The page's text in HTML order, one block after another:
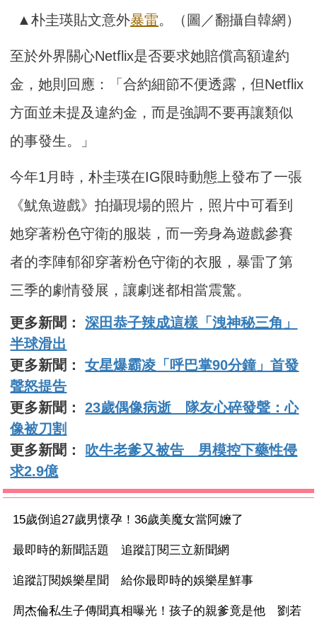
▲朴圭瑛貼文意外暴雷。（圖／翻攝自韓網）
至於外界關心Netflix是否要求她賠償高額違約
金，她則回應：「合約細節不便透露，但Netflix
方面並未提及違約金，而是強調不要再讓類似
的事發生。」
今年1月時，朴圭瑛在IG限時動態上發布了一張
《魷魚遊戲》拍攝現場的照片，照片中可看到
她穿著粉色守衛的服裝，而一旁身為遊戲參賽
者的李陣郁卻穿著粉色守衛的衣服，暴雷了第
三季的劇情發展，讓劇迷都相當震驚。
更多新聞：深田恭子辣成這樣「洩神秘三角」
半球滑出
更多新聞：女星爆霸凌「呼巴掌90分鐘」首發
聲怒提告
更多新聞：23歲偶像病逝 隊友心碎發聲：心
像被刀割
更多新聞：
吹牛老爹又被告 男模控下藥性侵
求2.9億
15歲倒追27歲男懷孕！36歲美魔女當阿嬤了
最即時的新聞話題 追蹤訂閱三立新聞網
追蹤訂閱娛樂星聞 給你最即時的娛樂星鮮事
周杰倫私生子傳聞真相曝光！孩子的親爹竟是他 劉若